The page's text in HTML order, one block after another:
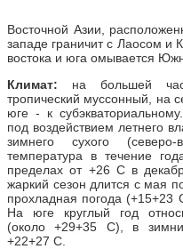
Восточной Азии,
западе граничит с Лаосом
востока и юга омывается
Климат: на большей
тропический муссонный, на
юге - к
под воздействием летнего
зимнего сухого (северо-
температура в течение
пределах от +26 С в
жаркий сезон длится с мая
прохладная погода (+15+23
На юге круглый год
(около +29+35 С), в
+22+27 С.